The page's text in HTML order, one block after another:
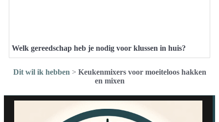
Welk gereedschap heb je nodig voor klussen in huis?
Dit wil ik hebben > Keukenmixers voor moeiteloos hakken
en mixen